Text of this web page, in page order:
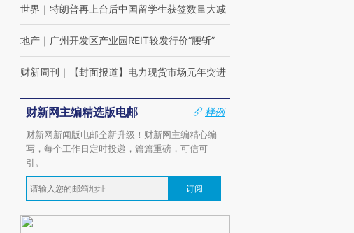
世界 ｜ 特朗普再上台后中国留学生获签数量大减
地产 ｜ 广州开发区产业园REIT较发行价“腰斩”
财新周刊 ｜ 【封面报道】电力现货市场元年突进
财新网主编精选版电邮
样例
财新网新闻版电邮全新升级！财新网主编精心编
写，每个工作日定时投递，篇篇重磅，可信可
引。
订阅